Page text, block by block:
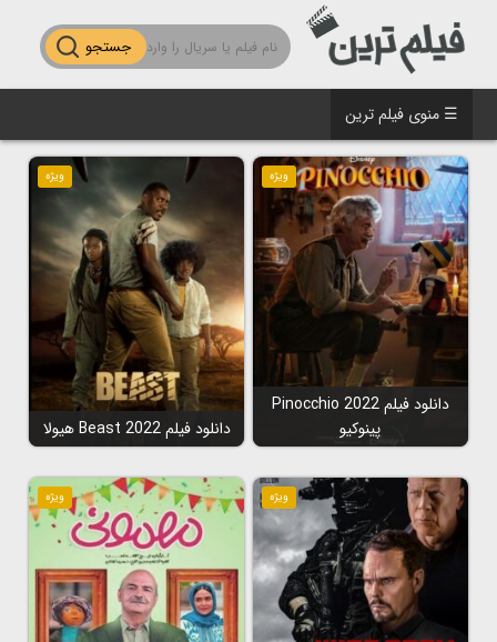
جستجو
☰ منوی فیلم ترین
ویژه
دانلود فیلم Pinocchio 2022
پینوکیو
ویژه
دانلود فیلم Beast 2022 هیولا
ویژه ویژه